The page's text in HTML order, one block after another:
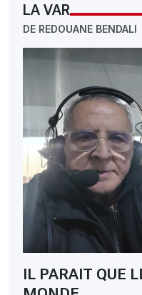
LA VAR
DE REDOUANE BENDALI
IL PARAIT QUE